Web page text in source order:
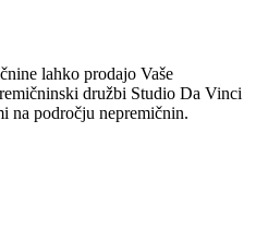
lahko prodajo Vaše
družbi Studio Da Vinci
na področju nepremičnin.